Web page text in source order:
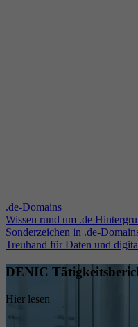
.de-Domains
Wissen rund um .de
Sonderzeichen in .de-
Treuhand für Daten und
DENIC
Hier lesen